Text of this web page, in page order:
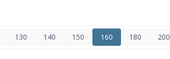
130 140 150 160 180 200